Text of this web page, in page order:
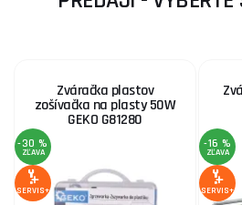
Zváračka plastov
zošívačka na plasty 50W
GEKO G81280
-30 %
ZĽAVA
SERVIS+
-16 %
ZĽAVA
SERVIS+